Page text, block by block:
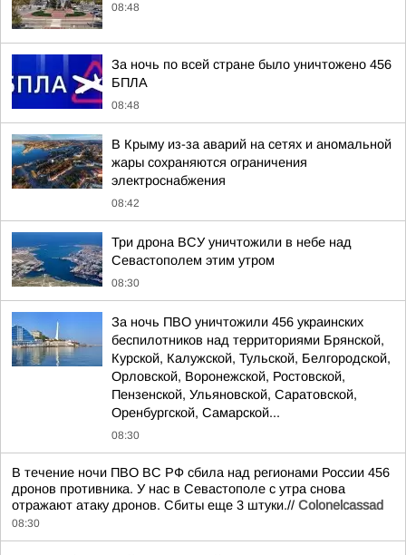
08:48
За ночь по всей стране было уничтожено 456
БПЛА
08:48
В Крыму из-за аварий на сетях и аномальной
жары сохраняются ограничения
электроснабжения
08:42
Три дрона ВСУ уничтожили в небе над
Севастополем этим утром
08:30
За ночь ПВО уничтожили 456 украинских
беспилотников над территориями Брянской,
Курской, Калужской, Тульской, Белгородской,
Орловской, Воронежской, Ростовской,
Пензенской, Ульяновской, Саратовской,
Оренбургской, Самарской...
08:30
В течение ночи ПВО ВС РФ сбила над регионами России 456
дронов противника. У нас в Севастополе с утра снова
отражают атаку дронов. Сбиты еще 3 штуки.// Colonelcassad
08:30